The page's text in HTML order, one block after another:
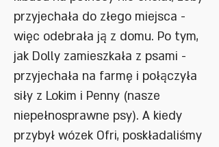
przyjechała do złego miejsca -
więc odebrała ją z domu. Po tym,
jak Dolly zamieszkała z psami -
przyjechała na farmę i połączyła
siły z Lokim i Penny (nasze
niepełnosprawne psy). A kiedy
przybył wózek Ofri, poskładaliśmy